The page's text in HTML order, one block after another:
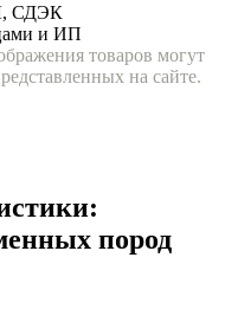
СДЭК
и ИП
товаров могут
на сайте.
пород